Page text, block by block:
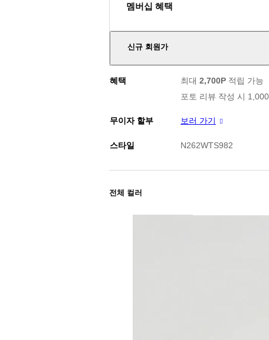
멤버십 혜택
신규 회원가
판매가
신규 가입
혜택 최대 2,700P 적립 가능
포토 리뷰 작성 시
무이자 할부 보러 가기
스타일 N262WTS982
전체 컬러